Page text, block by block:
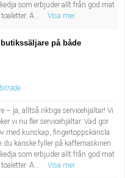
som erbjuder allt från god mat
Ä...
Visa mer
på både
– ja, alltså riktiga servicehjältar! Vi
vi nu fler servicehjältar. Vad gör
med kunskap, fingertoppskänsla
kanske fyller på kaffemaskinen
som erbjuder allt från god mat
Ä...
Visa mer